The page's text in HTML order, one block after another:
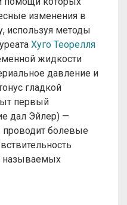
изменения в
используя методы
Хуго Теорелля
жидкости
давление и
гладкой
первый
дал Эйлер) —
проводит болевые
называемых